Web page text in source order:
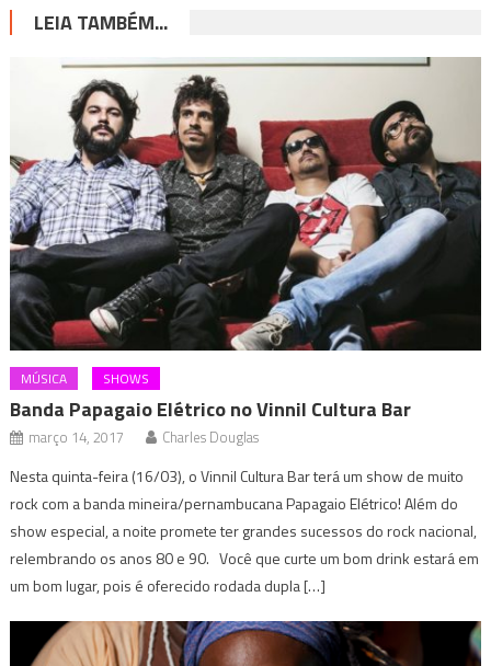
LEIA TAMBÉM...
MÚSICA SHOWS
Banda Papagaio Elétrico no Vinnil Cultura Bar
março 14, 2017 Charles Douglas
Nesta quinta-feira (16/03), o Vinnil Cultura Bar terá um show de muito
rock com a banda mineira/pernambucana Papagaio Elétrico! Além do
show especial, a noite promete ter grandes sucessos do rock nacional,
relembrando os anos 80 e 90. Você que curte um bom drink estará em
um bom lugar, pois é oferecido rodada dupla […]